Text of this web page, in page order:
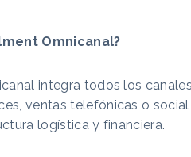
Omnicanal?
integra todos los
ventas telefónicas o
logística y financiera.